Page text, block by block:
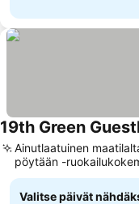
19th Green
Ainutlaatuinen
pöytään -
Valitse päivät